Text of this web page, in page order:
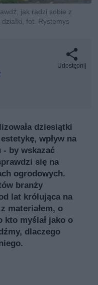
jak radzi sobie z
fot. Rystemys
Udostępnij
dziesiątki
wpływ na
- by wskazać
się na
ogrodowych.
branży
lat królująca na
materiałem, o
kto myślał jako o
dlaczego